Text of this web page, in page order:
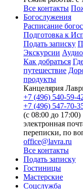
Все контакты
Богослужения
Расписание
Подготовка к
Подать записку
Экскурсии
Как добраться
путешествие
продукты
Канцелярия
+7 (496) 540-59-
+7 (496) 547-70-
(с 08:00 до 17:00)
электронная
переписки, по
office@lavra.ru
Все контакты
Подать записку
Гостиницы
Мастерские
Соцслужба